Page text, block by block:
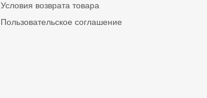
Условия возврата товара
Пользовательское соглашение